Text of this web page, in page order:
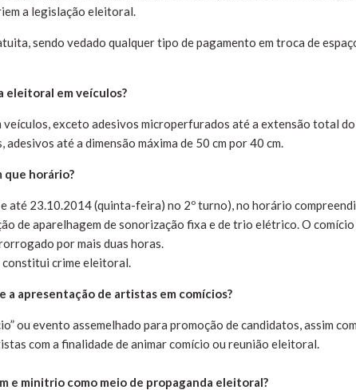
a legislação eleitoral.
sendo vedado qualquer tipo de pagamento em troca de
eleitoral em veículos?
exceto adesivos microperfurados até a extensão total do
até a dimensão máxima de 50 cm por 40 cm.
que horário?
até 23.10.2014 (quinta-feira) no 2º turno), no horário
de aparelhagem de sonorização fixa e de trio elétrico. O comício
por mais duas horas.
constitui crime eleitoral.
a apresentação de artistas em comícios?
ou evento assemelhado para promoção de candidatos, assim
com a finalidade de animar comício ou reunião eleitoral.
e minitrio como meio de propaganda eleitoral?